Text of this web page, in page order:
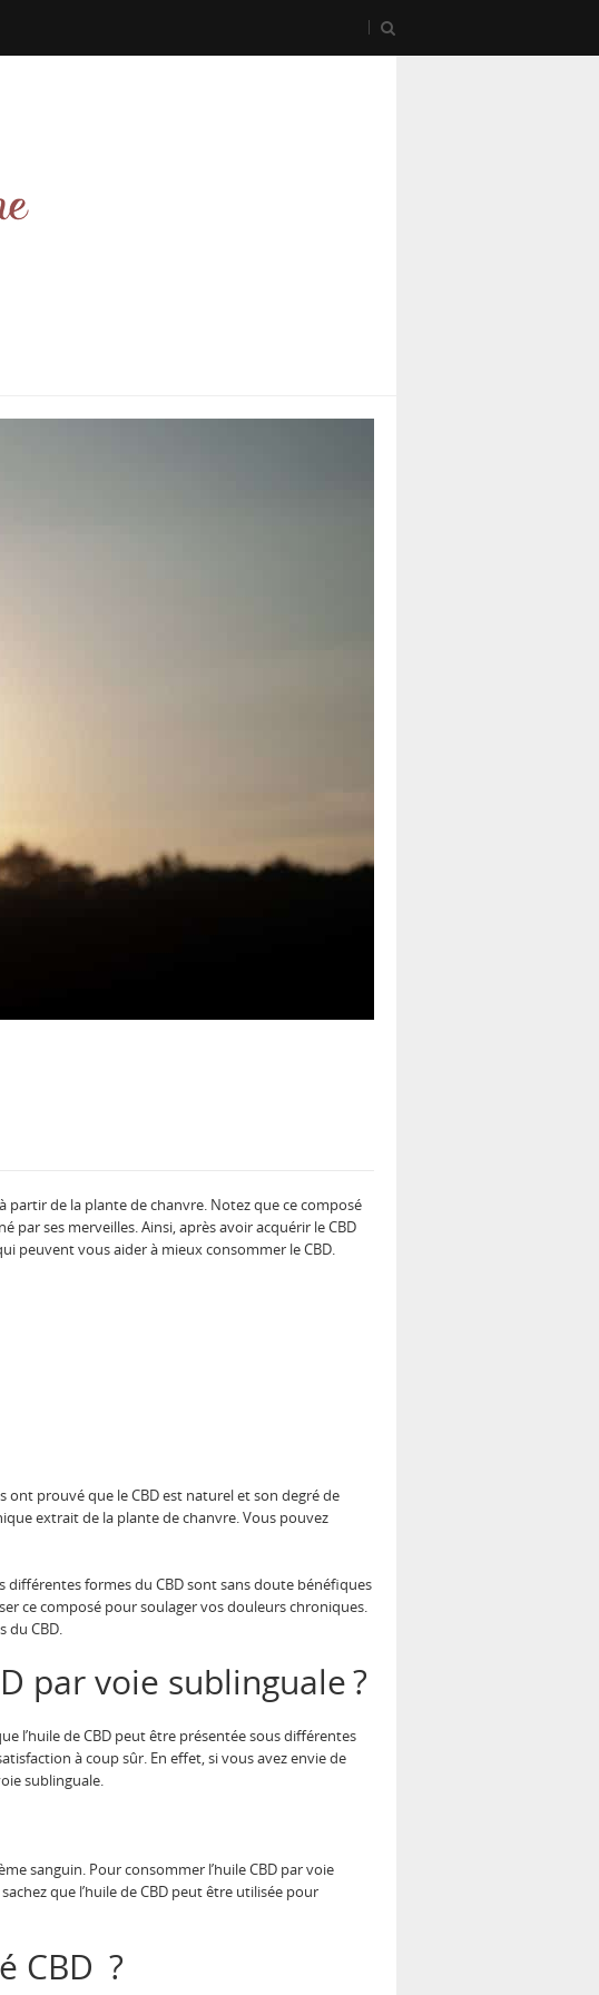
partir de la plante de chanvre. Notez que ce composé
ses merveilles. Ainsi, après avoir acquérir le CBD
peuvent vous aider à mieux consommer le CBD.
ont prouvé que le CBD est naturel et son degré de
extrait de la plante de chanvre. Vous pouvez
différentes formes du CBD sont sans doute bénéfiques
ce composé pour soulager vos douleurs chroniques.
du CBD.
par voie sublinguale ?
l’huile de CBD peut être présentée sous différentes
à coup sûr. En effet, si vous avez envie de
sublinguale.
sanguin. Pour consommer l’huile CBD par voie
que l’huile de CBD peut être utilisée pour
CBD ?